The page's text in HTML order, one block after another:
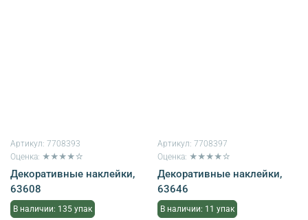
Артикул: 7708393
Оценка: ★★★★☆
Декоративные наклейки,
63608
В наличии: 135 упак
Артикул: 7708397
Оценка: ★★★★☆
Декоративные наклейки,
63646
В наличии: 11 упак